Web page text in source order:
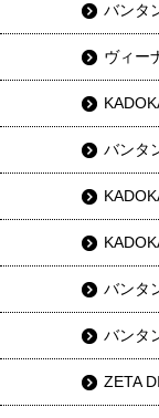
バンタ
ヴィー
バンタ
バンタ
バンタ
ZETA